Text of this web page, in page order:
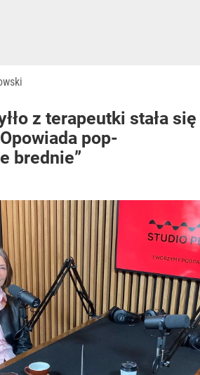
z terapeutki stała się
pop-
brednie”